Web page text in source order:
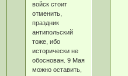
войск стоит
отменить,
праздник
антипольский
тоже, ибо
исторически не
обоснован. 9 Мая
можно оставить,